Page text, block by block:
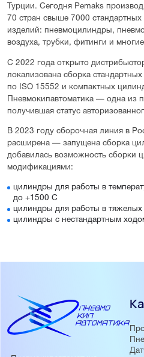
Турции. Сегодня Pemaks
70 стран свыше 7000 стандартных
изделий: пневмоцилиндры,
воздуха, трубки, фитинги и
С 2022 года открыто
локализована сборка
по ISO 15552 и компактных
Пневмокипавтоматика — одна из
получившая статус
В 2023 году сборочная линия в
расширена — запущена сборка
добавилась возможность сборки
модификациями:
цилиндры для работы в
до +1500 С
цилиндры для работы в тяжелых
цилиндры с нестандартным